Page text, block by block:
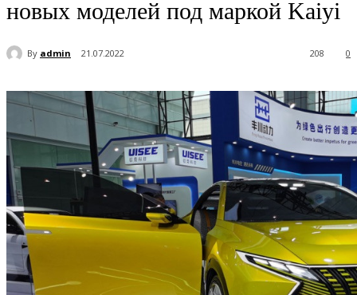
новых моделей под маркой Kaiyi
By admin 21.07.2022 0
208